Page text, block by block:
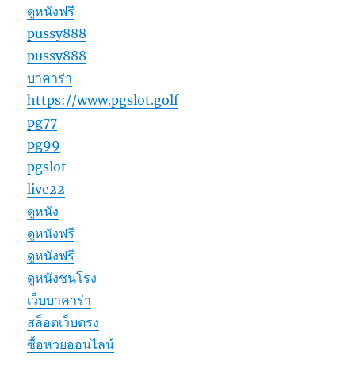
ดูหนังฟรี
pussy888
pussy888
บาคาร่า
https://www.pgslot.golf
pg77
pg99
pgslot
live22
ดูหนัง
ดูหนังฟรี
ดูหนังฟรี
ดูหนังชนโรง
เว็บบาคาร่า
สล็อตเว็บตรง
ซื้อหวยออนไลน์